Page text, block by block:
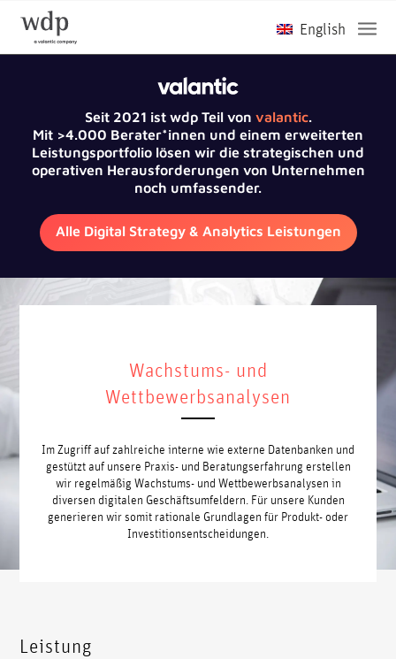
Seit 2021 ist wdp Teil von valantic.
Mit >4.000 Berater*innen und einem erweiterten
Leistungsportfolio lösen wir die strategischen und
operativen Herausforderungen von Unternehmen
noch umfassender.
Alle Digital Strategy & Analytics Leistungen
Wachstums- und
Wettbewerbsanalysen
Im Zugriff auf zahlreiche interne wie externe Datenbanken und
gestützt auf unsere Praxis- und Beratungserfahrung erstellen
wir regelmäßig Wachstums- und Wettbewerbsanalysen in
diversen digitalen Geschäftsumfeldern. Für unsere Kunden
generieren wir somit rationale Grundlagen für Produkt- oder
Investitionsentscheidungen.
Leistung